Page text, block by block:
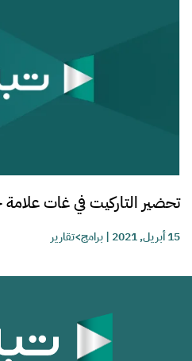
تحضير التاركيت في غات
15 أبريل, 2021 |برامج>تقارير